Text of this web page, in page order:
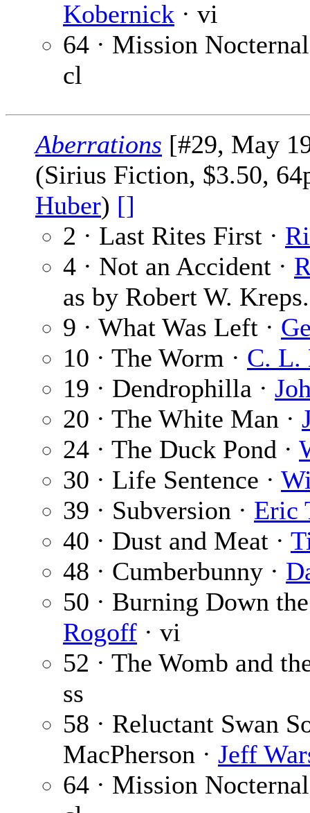
Kobernick · vi
64 · Mission
cl
Aberrations [#29, May
(Sirius Fiction, $3.50,
Huber) []
2 · Last Rites First ·
4 · Not an Accident ·
as by Robert W. Kreps.
9 · What Was Left ·
10 · The Worm · C. L.
19 · Dendrophilla ·
20 · The White Man ·
24 · The Duck Pond ·
30 · Life Sentence ·
39 · Subversion · Eric
40 · Dust and Meat ·
48 · Cumberbunny ·
50 · Burning Down
Rogoff · vi
52 · The Womb and
ss
58 · Reluctant Swan
MacPherson · Jeff
64 · Mission